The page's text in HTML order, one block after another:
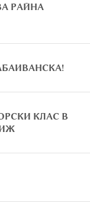
РАЙНА
КЛАС В